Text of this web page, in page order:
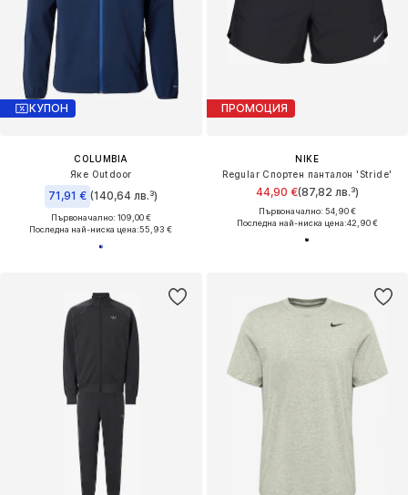
КУПОН
COLUMBIA
Яке Outdoor
71,91 € (140,64 лв.³)
Първоначално: 109,00 €
Последна най-ниска цена:55,93 €
ПРОМОЦИЯ
NIKE
Regular Спортен панталон 'Stride'
44,90 €(87,82 лв.³)
Първоначално: 54,90 €
Последна най-ниска цена:42,90 €